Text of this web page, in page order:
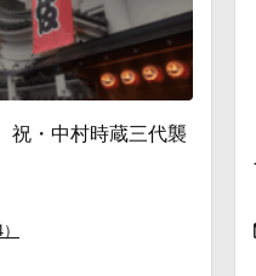
・中村時蔵三代襲